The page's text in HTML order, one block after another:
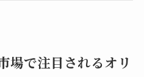
場で注目されるオリ